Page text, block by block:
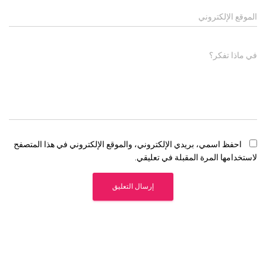
الموقع الإلكتروني
في ماذا تفكر؟
احفظ اسمي، بريدي الإلكتروني، والموقع الإلكتروني في هذا المتصفح
لاستخدامها المرة المقبلة في تعليقي.